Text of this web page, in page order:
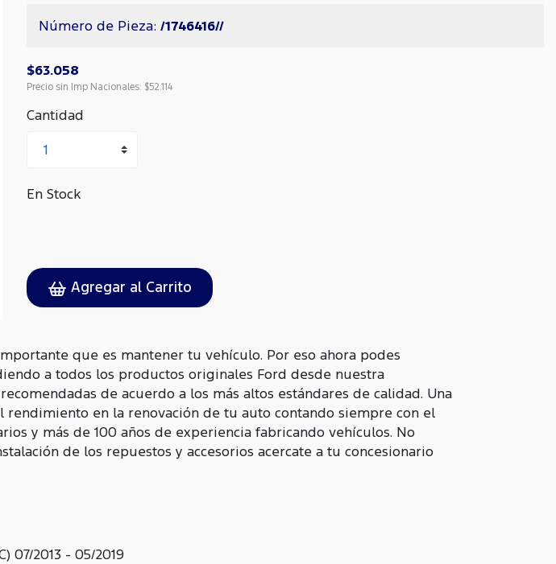
Número de Pieza: /1746416//
$63.058
Precio sin Imp Nacionales: $52.114
Cantidad
En Stock
Agregar al Carrito
que es mantener tu vehículo. Por eso ahora podes
a todos los productos originales Ford desde nuestra
de acuerdo a los más altos estándares de calidad. Una
en la renovación de tu auto contando siempre con el
y más de 100 años de experiencia fabricando vehículos. No
de los repuestos y accesorios acercate a tu concesionario
07/2013 - 05/2019